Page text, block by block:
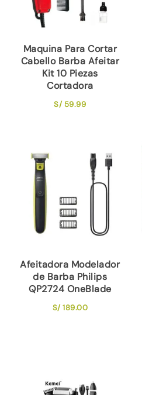
Maquina Para Cortar
Cabello Barba Afeitar
Kit 10 Piezas
Cortadora
S/59.99
Afeitadora Modelador
de Barba Philips
QP2724 OneBlade
S/189.00